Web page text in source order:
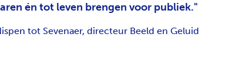
én tot leven brengen voor publiek.
tot Sevenaer, directeur Beeld en Geluid